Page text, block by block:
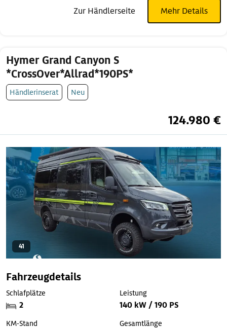
Zur Händlerseite Mehr Details
Hymer Grand Canyon S
*CrossOver*Allrad*190PS*
Händlerinserat Neu
124.980 €
41
Fahrzeugdetails
Schlafplätze
2
Leistung
140 kW / 190 PS
KM-Stand Gesamtlänge